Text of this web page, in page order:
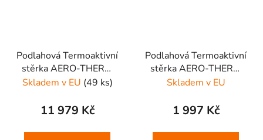
Podlahová Termoaktivní
stěrka AERO-THERM
FLOOR 30L
Skladem v EU (49 ks)
11 979 Kč
Podlahová Termoaktivní
stěrka AERO-THERM
FLOOR 5L
Skladem v EU
1 997 Kč